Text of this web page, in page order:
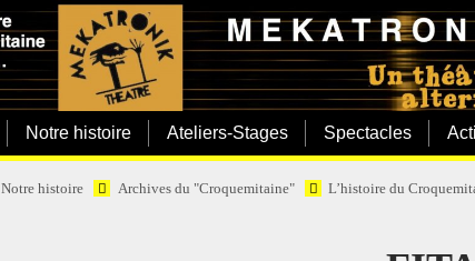
Notre histoire Ateliers-Stages Spectacles
Notre histoire Archives du "Croquemitaine" L’histoire du